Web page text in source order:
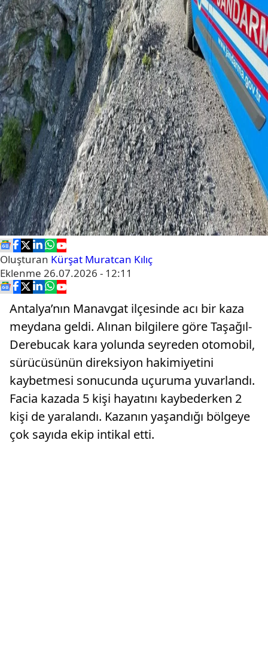
Oluşturan Kürşat Muratcan Kılıç
Eklenme 26.07.2026 - 12:11
Antalya’nın Manavgat ilçesinde acı bir kaza
meydana geldi. Alınan bilgilere göre Taşağıl-
Derebucak kara yolunda seyreden otomobil,
sürücüsünün direksiyon hakimiyetini
kaybetmesi sonucunda uçuruma yuvarlandı.
Facia kazada 5 kişi hayatını kaybederken 2
kişi de yaralandı. Kazanın yaşandığı bölgeye
çok sayıda ekip intikal etti.